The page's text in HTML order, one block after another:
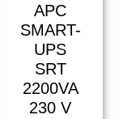
APC
SMART-
UPS
SRT
2200VA
230 V